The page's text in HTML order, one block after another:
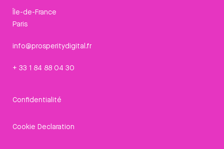
Île-de-France
Paris
info@prosperitydigital.fr
+ 33 1 84 88 04 30
Confidentialité
Cookie Declaration